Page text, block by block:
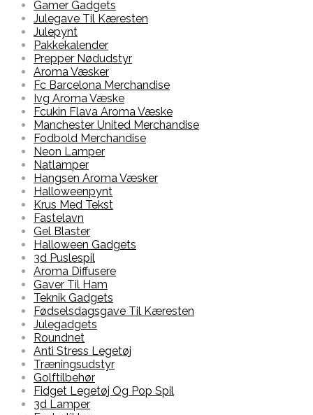
Gamer Gadgets
Julegave Til Kæresten
Julepynt
Pakkekalender
Prepper Nødudstyr
Aroma Væsker
Fc Barcelona Merchandise
Ivg Aroma Væske
Fcukin Flava Aroma Væske
Manchester United Merchandise
Fodbold Merchandise
Neon Lamper
Natlamper
Hangsen Aroma Væsker
Halloweenpynt
Krus Med Tekst
Fastelavn
Gel Blaster
Halloween Gadgets
3d Puslespil
Aroma Diffusere
Gaver Til Ham
Teknik Gadgets
Fødselsdagsgave Til Kæresten
Julegadgets
Roundnet
Anti Stress Legetøj
Træningsudstyr
Golftilbehør
Fidget Legetøj Og Pop Spil
3d Lamper